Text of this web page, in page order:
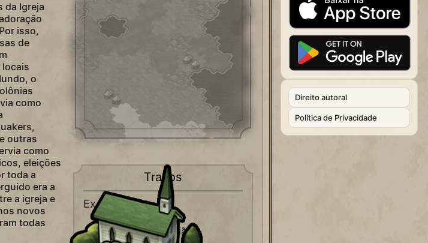
da Igreja
isso,
de
o
como
outras
como
eleições
toda a
era a
a igreja e
novos
todas
Traços
Exclusivo de
Casa de Reunião
Direito autoral
Política de Privacidade